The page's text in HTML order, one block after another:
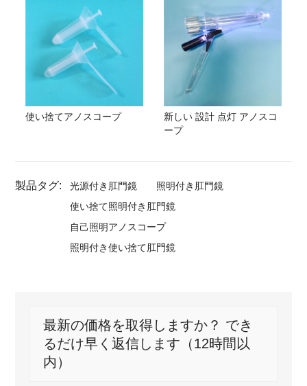
使い捨てアノスコープ
新しい 設計 点灯 アノスコ
ープ
製品タグ: 光源付き肛門鏡
照明付き肛門鏡
使い捨て照明付き肛門鏡
自己照明アノスコープ
照明付き使い捨て肛門鏡
最新の価格を取得しますか？ でき
るだけ早く返信します（12時間以
内）